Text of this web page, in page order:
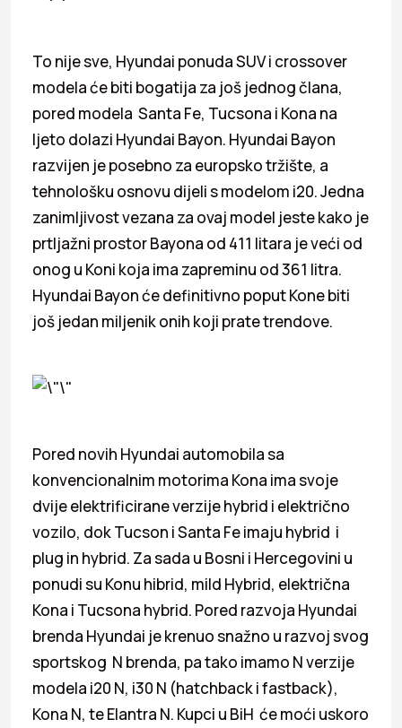
To nije sve, Hyundai ponuda SUV i crossover
modela će biti bogatija za još jednog člana,
pored modela Santa Fe, Tucsona i Kona na
ljeto dolazi Hyundai Bayon. Hyundai Bayon
razvijen je posebno za europsko tržište, a
tehnološku osnovu dijeli s modelom i20. Jedna
zanimljivost vezana za ovaj model jeste kako je
prtljažni prostor Bayona od 411 litara je veći od
onog u Koni koja ima zapreminu od 361 litra.
Hyundai Bayon će definitivno poput Kone biti
još jedan miljenik onih koji prate trendove.
Pored novih Hyundai automobila sa
konvencionalnim motorima Kona ima svoje
dvije elektrificirane verzije hybrid i električno
vozilo, dok Tucson i Santa Fe imaju hybrid i
plug in hybrid. Za sada u Bosni i Hercegovini u
ponudi su Konu hibrid, mild Hybrid, električna
Kona i Tucsona hybrid. Pored razvoja Hyundai
brenda Hyundai je krenuo snažno u razvoj svog
sportskog N brenda, pa tako imamo N verzije
modela i20 N, i30 N (hatchback i fastback),
Kona N, te Elantra N. Kupci u BiH će moći uskoro